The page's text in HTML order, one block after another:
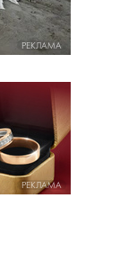
РЕКЛАМА
РЕКЛАМА